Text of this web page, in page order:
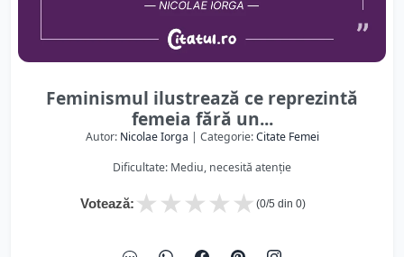
Feminismul ilustrează ce reprezintă
femeia fără un...
Autor: Nicolae Iorga | Categorie:Citate Femei
Dificultate: Mediu, necesită atenție
Votează: ★
★
★
★
★ (0/5 din 0)